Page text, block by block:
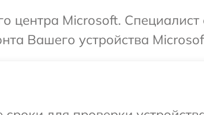
центра Microsoft.
Вашего устройства